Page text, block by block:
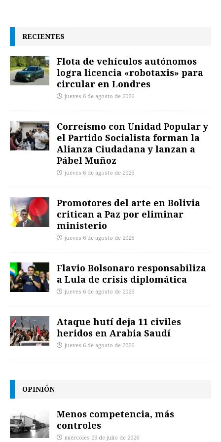
RECIENTES
Flota de vehículos autónomos
logra licencia «robotaxis» para
circular en Londres
jueves 6 de agosto de 2026
Correísmo con Unidad Popular y
el Partido Socialista forman la
Alianza Ciudadana y lanzan a
Pábel Muñoz
jueves 6 de agosto de 2026
Promotores del arte en Bolivia
critican a Paz por eliminar
ministerio
jueves 6 de agosto de 2026
Flavio Bolsonaro responsabiliza
a Lula de crisis diplomática
jueves 6 de agosto de 2026
Ataque hutí deja 11 civiles
heridos en Arabia Saudí
jueves 6 de agosto de 2026
OPINIÓN
Menos competencia, más
controles
miércoles 29 de julio de 2026